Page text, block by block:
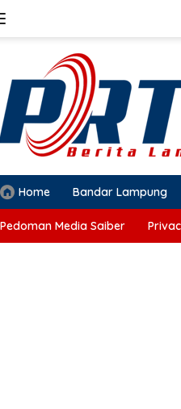
Home Bandar Lampung
Pedoman Media Saiber